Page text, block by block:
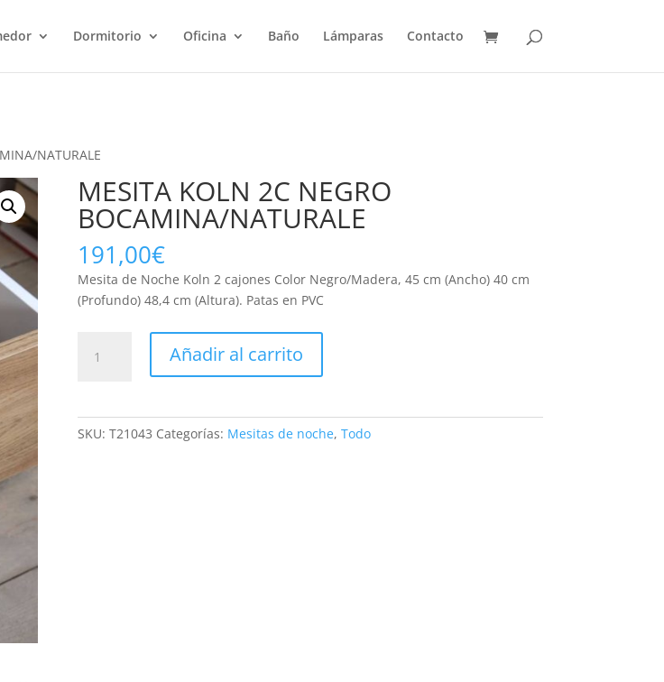
Dormitorio Oficina Baño Lámparas Contacto
NATURALE
MESITA KOLN 2C NEGRO
BOCAMINA/NATURALE
191,00€
Mesita de Noche Koln 2 cajones Color Negro/Madera, 45 cm (Ancho) 40 cm
(Profundo) 48,4 cm (Altura). Patas en PVC
KOLN
BOCAMINA/NATURALE
Añadir al carrito
SKU: T21043 Categorías: Mesitas de noche, Todo